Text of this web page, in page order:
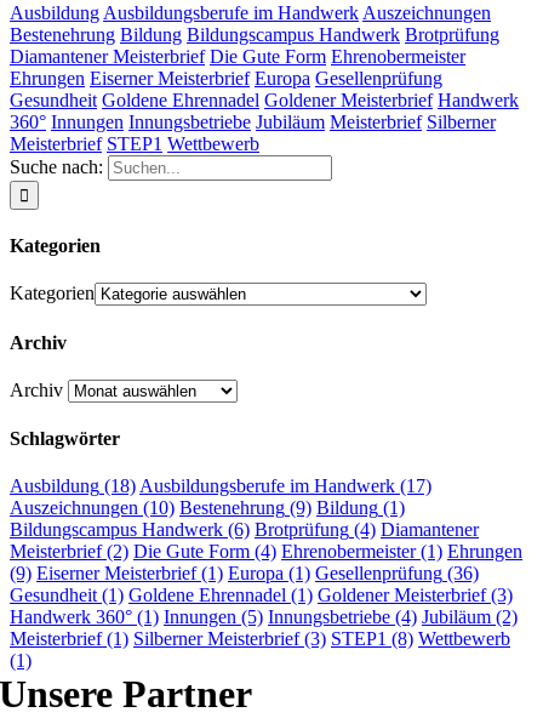
Ausbildung Ausbildungsberufe im Handwerk Auszeichnungen
Bestenehrung Bildung Bildungscampus Handwerk Brotprüfung
Diamantener Meisterbrief Die Gute Form Ehrenobermeister
Ehrungen Eiserner Meisterbrief Europa Gesellenprüfung
Gesundheit Goldene Ehrennadel Goldener Meisterbrief Handwerk
360° Innungen Innungsbetriebe Jubiläum Meisterbrief Silberner
Meisterbrief STEP1 Wettbewerb
Suche nach:
Kategorien
Kategorien
Archiv
Archiv
Schlagwörter
Ausbildung (18)Ausbildungsberufe im Handwerk (17)
Auszeichnungen (10) Bestenehrung (9) Bildung (1)
Bildungscampus Handwerk (6) Brotprüfung (4) Diamantener
Meisterbrief(2) Die Gute Form (4) Ehrenobermeister(1) Ehrungen
(9) Eiserner Meisterbrief(1) Europa (1) Gesellenprüfung (36)
Gesundheit(1) Goldene Ehrennadel (1) Goldener Meisterbrief(3)
Handwerk 360° (1) Innungen (5) Innungsbetriebe (4) Jubiläum (2)
Meisterbrief(1) Silberner Meisterbrief(3) STEP1 (8) Wettbewerb
(1)
Unsere Partner